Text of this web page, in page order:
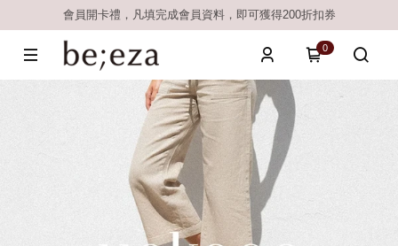
會員開卡禮，凡填完成會員資料，即可獲得200折扣券
0